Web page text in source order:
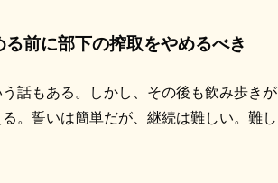
前に部下の搾取をやめるべき
話もある。しかし、その後も飲み歩きが
。誓いは簡単だが、継続は難しい。難し